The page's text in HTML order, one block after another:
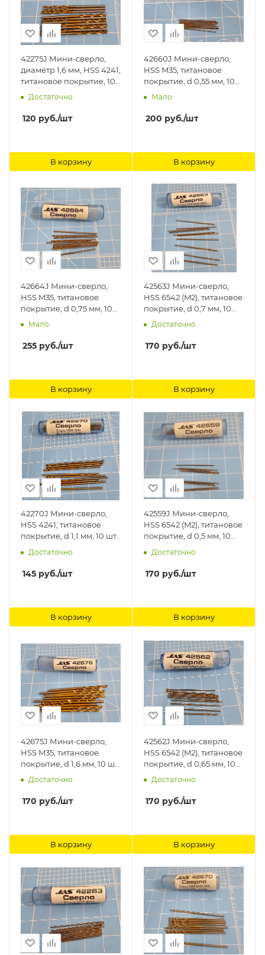
42275J Мини-сверло,
диаметр 1,6 мм, HSS 4241,
титановое покрытие, 10
шт./уп. Jas
Достаточно
120 руб./шт
В корзину
42660J Мини-сверло,
HSS M35, титановое
покрытие, d 0,55 мм, 10
шт. Jas
Мало
200 руб./шт
В корзину
42664J Мини-сверло,
HSS M35, титановое
покрытие, d 0,75 мм, 10
шт. Jas
Мало
255 руб./шт
В корзину
42563J Мини-сверло,
HSS 6542 (M2), титановое
покрытие, d 0,7 мм, 10
шт. Jas
Достаточно
170 руб./шт
В корзину
42270J Мини-сверло,
HSS 4241, титановое
покрытие, d 1,1 мм, 10 шт.
JasДостаточно
145 руб./шт
В корзину
42559J Мини-сверло,
HSS 6542 (M2), титановое
покрытие, d 0,5 мм, 10
шт. Jas
Достаточно
170 руб./шт
В корзину
42675J Мини-сверло,
HSS M35, титановое
покрытие, d 1,6 мм, 10 шт.
JasДостаточно
170 руб./шт
В корзину
42562J Мини-сверло,
HSS 6542 (M2), титановое
покрытие, d 0,65 мм, 10
шт. Jas
Достаточно
170 руб./шт
В корзину